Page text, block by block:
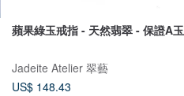
蘋果綠玉戒指 - 天然翡翠 - 保證A玉
Jadeite Atelier 翠藝
US$ 148.43